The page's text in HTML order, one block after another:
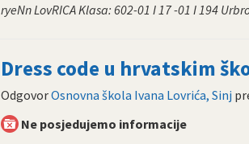
ryeNn LovRICA Klasa: 602-01 I 17 -01 I 194
Dress code u hrvatskim
OdgovorOsnovna škola Ivana Lovrića, Sinj
Ne posjedujemo informacije